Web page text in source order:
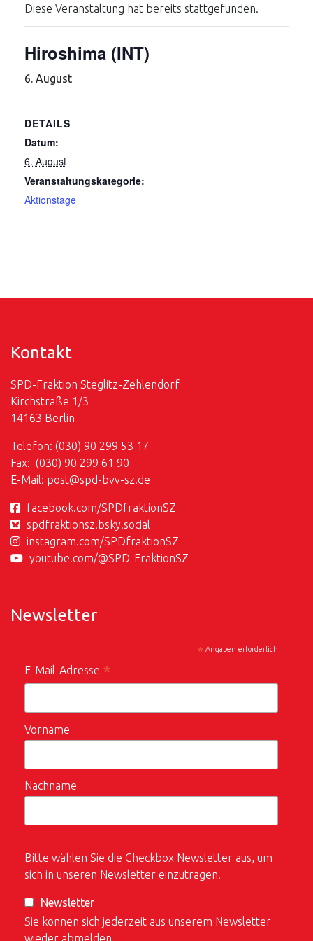
Diese Veranstaltung hat bereits stattgefunden.
Hiroshima (INT)
6. August
DETAILS
Datum:
6. August
Veranstaltungskategorie:
Aktionstage
Kontakt
SPD-Fraktion Steglitz-Zehlendorf
Kirchstraße 1/3
14163 Berlin
Telefon: (030) 90 299 53 17
Fax: (030) 90 299 61 90
E-Mail: post@spd-bvv-sz.de
facebook.com/SPDfraktionSZ
spdfraktionsz.bsky.social
instagram.com/SPDfraktionSZ
youtube.com/@SPD-FraktionSZ
Newsletter
* Angaben erforderlich
E-Mail-Adresse *
Vorname
Nachname
Bitte wählen Sie die Checkbox Newsletter aus, um
sich in unseren Newsletter einzutragen.
Newsletter
Sie können sich jederzeit aus unserem Newsletter
wieder abmelden.